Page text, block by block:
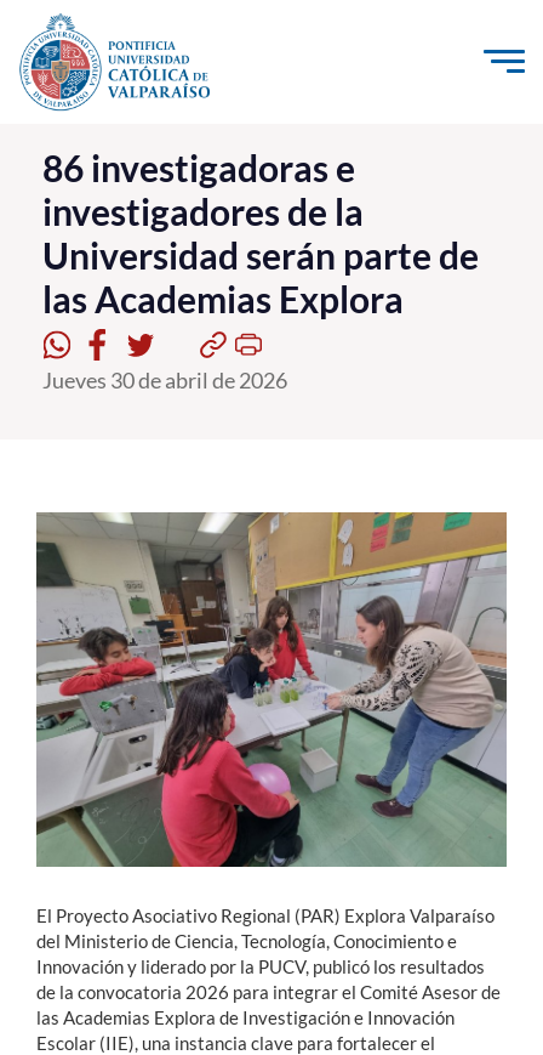
Click acá para ir directamente al contenido
La Universidad
Investigación, Creación e Innovación
PUCV Internacional
Vinculación con el Medio
Admisión
Formación Continua
Estudiantes
Académicos
Funcionarios
Alumni
English
86 investigadoras e
investigadores de la
Universidad serán parte de
las Academias Explora
Jueves 30 de abril de 2026
El Proyecto Asociativo Regional (PAR) Explora Valparaíso
del Ministerio de Ciencia, Tecnología, Conocimiento e
Innovación y liderado por la PUCV, publicó los resultados
de la convocatoria 2026 para integrar el Comité Asesor de
las Academias Explora de Investigación e Innovación
Escolar (IIE), una instancia clave para fortalecer el